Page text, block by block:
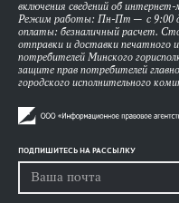
включения сведений об
Режим работы: Пн-Пт — с 9:00
оплаты: безналичный расчет.
отправки и доставки печатного
потребителей Минского
защите прав потребителей
городского исполнительного
ПОДПИШИТЕСЬ НА РАССЫЛКУ